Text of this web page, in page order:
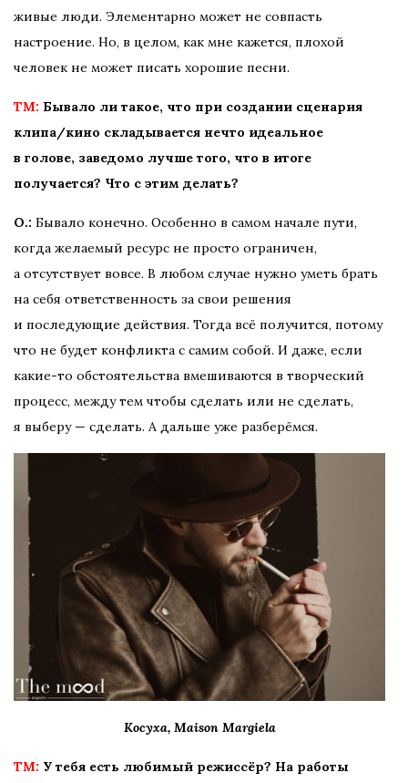
живые люди. Элементарно может не совпасть
настроение. Но, в целом, как мне кажется, плохой
человек не может писать хорошие песни.
TM: Бывало ли такое, что при создании сценария
клипа/кино складывается нечто идеальное
в голове, заведомо лучше того, что в итоге
получается? Что с этим делать?
О.: Бывало конечно. Особенно в самом начале пути,
когда желаемый ресурс не просто ограничен,
а отсутствует вовсе. В любом случае нужно уметь брать
на себя ответственность за свои решения
и последующие действия. Тогда всё получится, потому
что не будет конфликта с самим собой. И даже, если
какие-то обстоятельства вмешиваются в творческий
процесс, между тем чтобы сделать или не сделать,
я выберу — сделать. А дальше уже разберёмся.
Косуха, Maison Margiela
TM: У тебя есть любимый режиссёр? На работы